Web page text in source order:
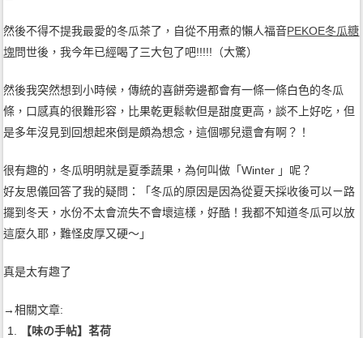
然後不得不提我最愛的冬瓜茶了，自從不用煮的懶人福音PEKOE冬瓜糖
塊問世後，我今年已經喝了三大包了吧!!!!!（大驚）
然後我突然想到小時候，傳統的喜餅旁邊都會有一條一條白色的冬瓜
條，口感真的很難形容，比果乾更鬆軟但是甜度更高，談不上好吃，但
是多年沒見到回想起來倒是頗為想念，這個哪兒還會有啊？！
很有趣的，冬瓜明明就是夏季蔬果，為何叫做「Winter 」呢？
好友思儀回答了我的疑問：「冬瓜的原因是因為從夏天採收後可以ㄧ路
擺到冬天，水份不太會流失不會壞這樣，好酷！我都不知道冬瓜可以放
這麼久耶，難怪皮厚又硬～」
真是太有趣了
→相關文章:
【味の手帖】茗荷